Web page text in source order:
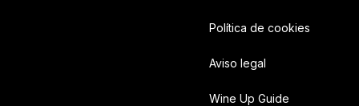
Política de cookies
Aviso legal
Wine Up Guide